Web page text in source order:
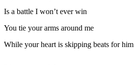
Is a battle I won’t ever win
You tie your arms around me
While your heart is skipping beats for him